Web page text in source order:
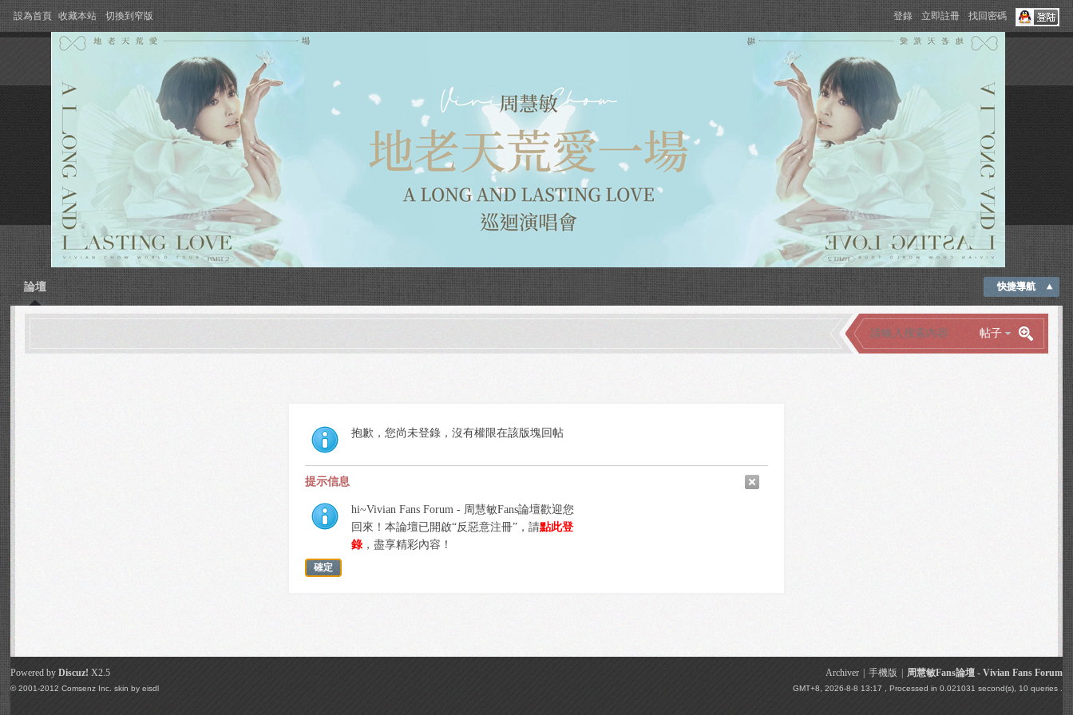
設為首頁 收藏本站 切換到窄版 登錄 立即註冊 找回密碼
快捷導航
論壇
帖子
抱歉，您尚未登錄，沒有權限在該版塊回帖
提示信息
hi~Vivian Fans Forum - 周慧敏Fans論壇歡迎您
回來！本論壇已開啟“反惡意注冊”，請點此登
錄，盡享精彩內容！
確定
Archiver 手機版 周慧敏Fans論壇 - Vivian Fans Forum
GMT+8, 2026-8-8 13:17 , Processed in 0.021031 second(s), 10 queries .
Powered byDiscuz! X2.5
© 2001-2012Comsenz Inc. skin byeisdl